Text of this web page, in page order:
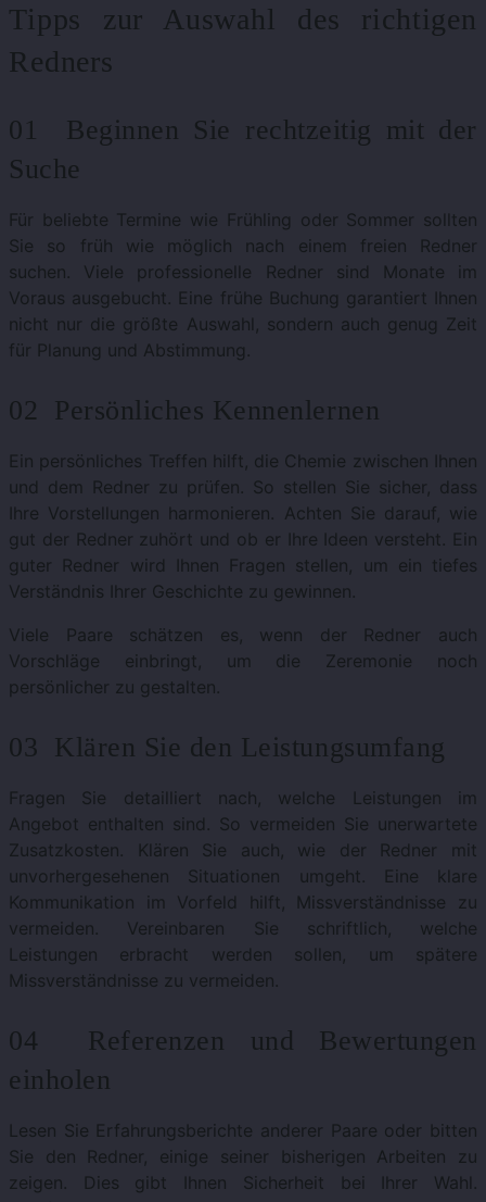
Tipps zur Auswahl des richtigen
Redners
01 Beginnen Sie rechtzeitig mit der
Suche
Für beliebte Termine wie Frühling oder Sommer sollten
Sie so früh wie möglich nach einem freien Redner
suchen. Viele professionelle Redner sind Monate im
Voraus ausgebucht. Eine frühe Buchung garantiert Ihnen
nicht nur die größte Auswahl, sondern auch genug Zeit
für Planung und Abstimmung.
02 Persönliches Kennenlernen
Ein persönliches Treffen hilft, die Chemie zwischen Ihnen
und dem Redner zu prüfen. So stellen Sie sicher, dass
Ihre Vorstellungen harmonieren. Achten Sie darauf, wie
gut der Redner zuhört und ob er Ihre Ideen versteht. Ein
guter Redner wird Ihnen Fragen stellen, um ein tiefes
Verständnis Ihrer Geschichte zu gewinnen.
Viele Paare schätzen es, wenn der Redner auch
Vorschläge einbringt, um die Zeremonie noch
persönlicher zu gestalten.
03 Klären Sie den Leistungsumfang
Fragen Sie detailliert nach, welche Leistungen im
Angebot enthalten sind. So vermeiden Sie unerwartete
Zusatzkosten. Klären Sie auch, wie der Redner mit
unvorhergesehenen Situationen umgeht. Eine klare
Kommunikation im Vorfeld hilft, Missverständnisse zu
vermeiden. Vereinbaren Sie schriftlich, welche
Leistungen erbracht werden sollen, um spätere
Missverständnisse zu vermeiden.
04 Referenzen und Bewertungen
einholen
Lesen Sie Erfahrungsberichte anderer Paare oder bitten
Sie den Redner, einige seiner bisherigen Arbeiten zu
zeigen. Dies gibt Ihnen Sicherheit bei Ihrer Wahl.